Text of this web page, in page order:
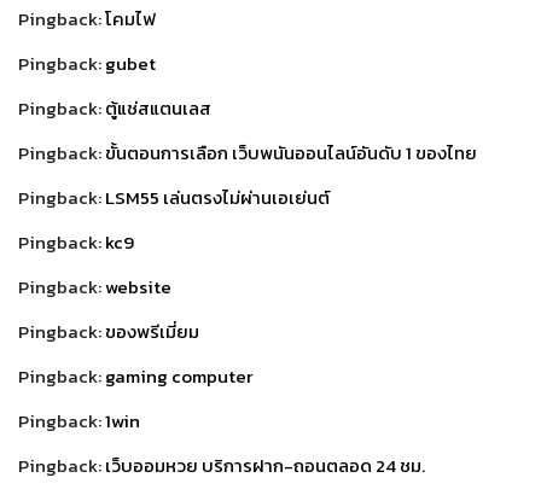
Pingback:โคมไฟ
Pingback:gubet
Pingback:ตู้แช่สแตนเลส
Pingback:ขั้นตอนการเลือก เว็บพนันออนไลน์อันดับ 1 ของไทย
Pingback:LSM55 เล่นตรงไม่ผ่านเอเย่นต์
Pingback:kc9
Pingback:website
Pingback:ของพรีเมี่ยม
Pingback:gaming computer
Pingback:1win
Pingback:เว็บออมหวย บริการฝาก-ถอนตลอด 24 ชม.